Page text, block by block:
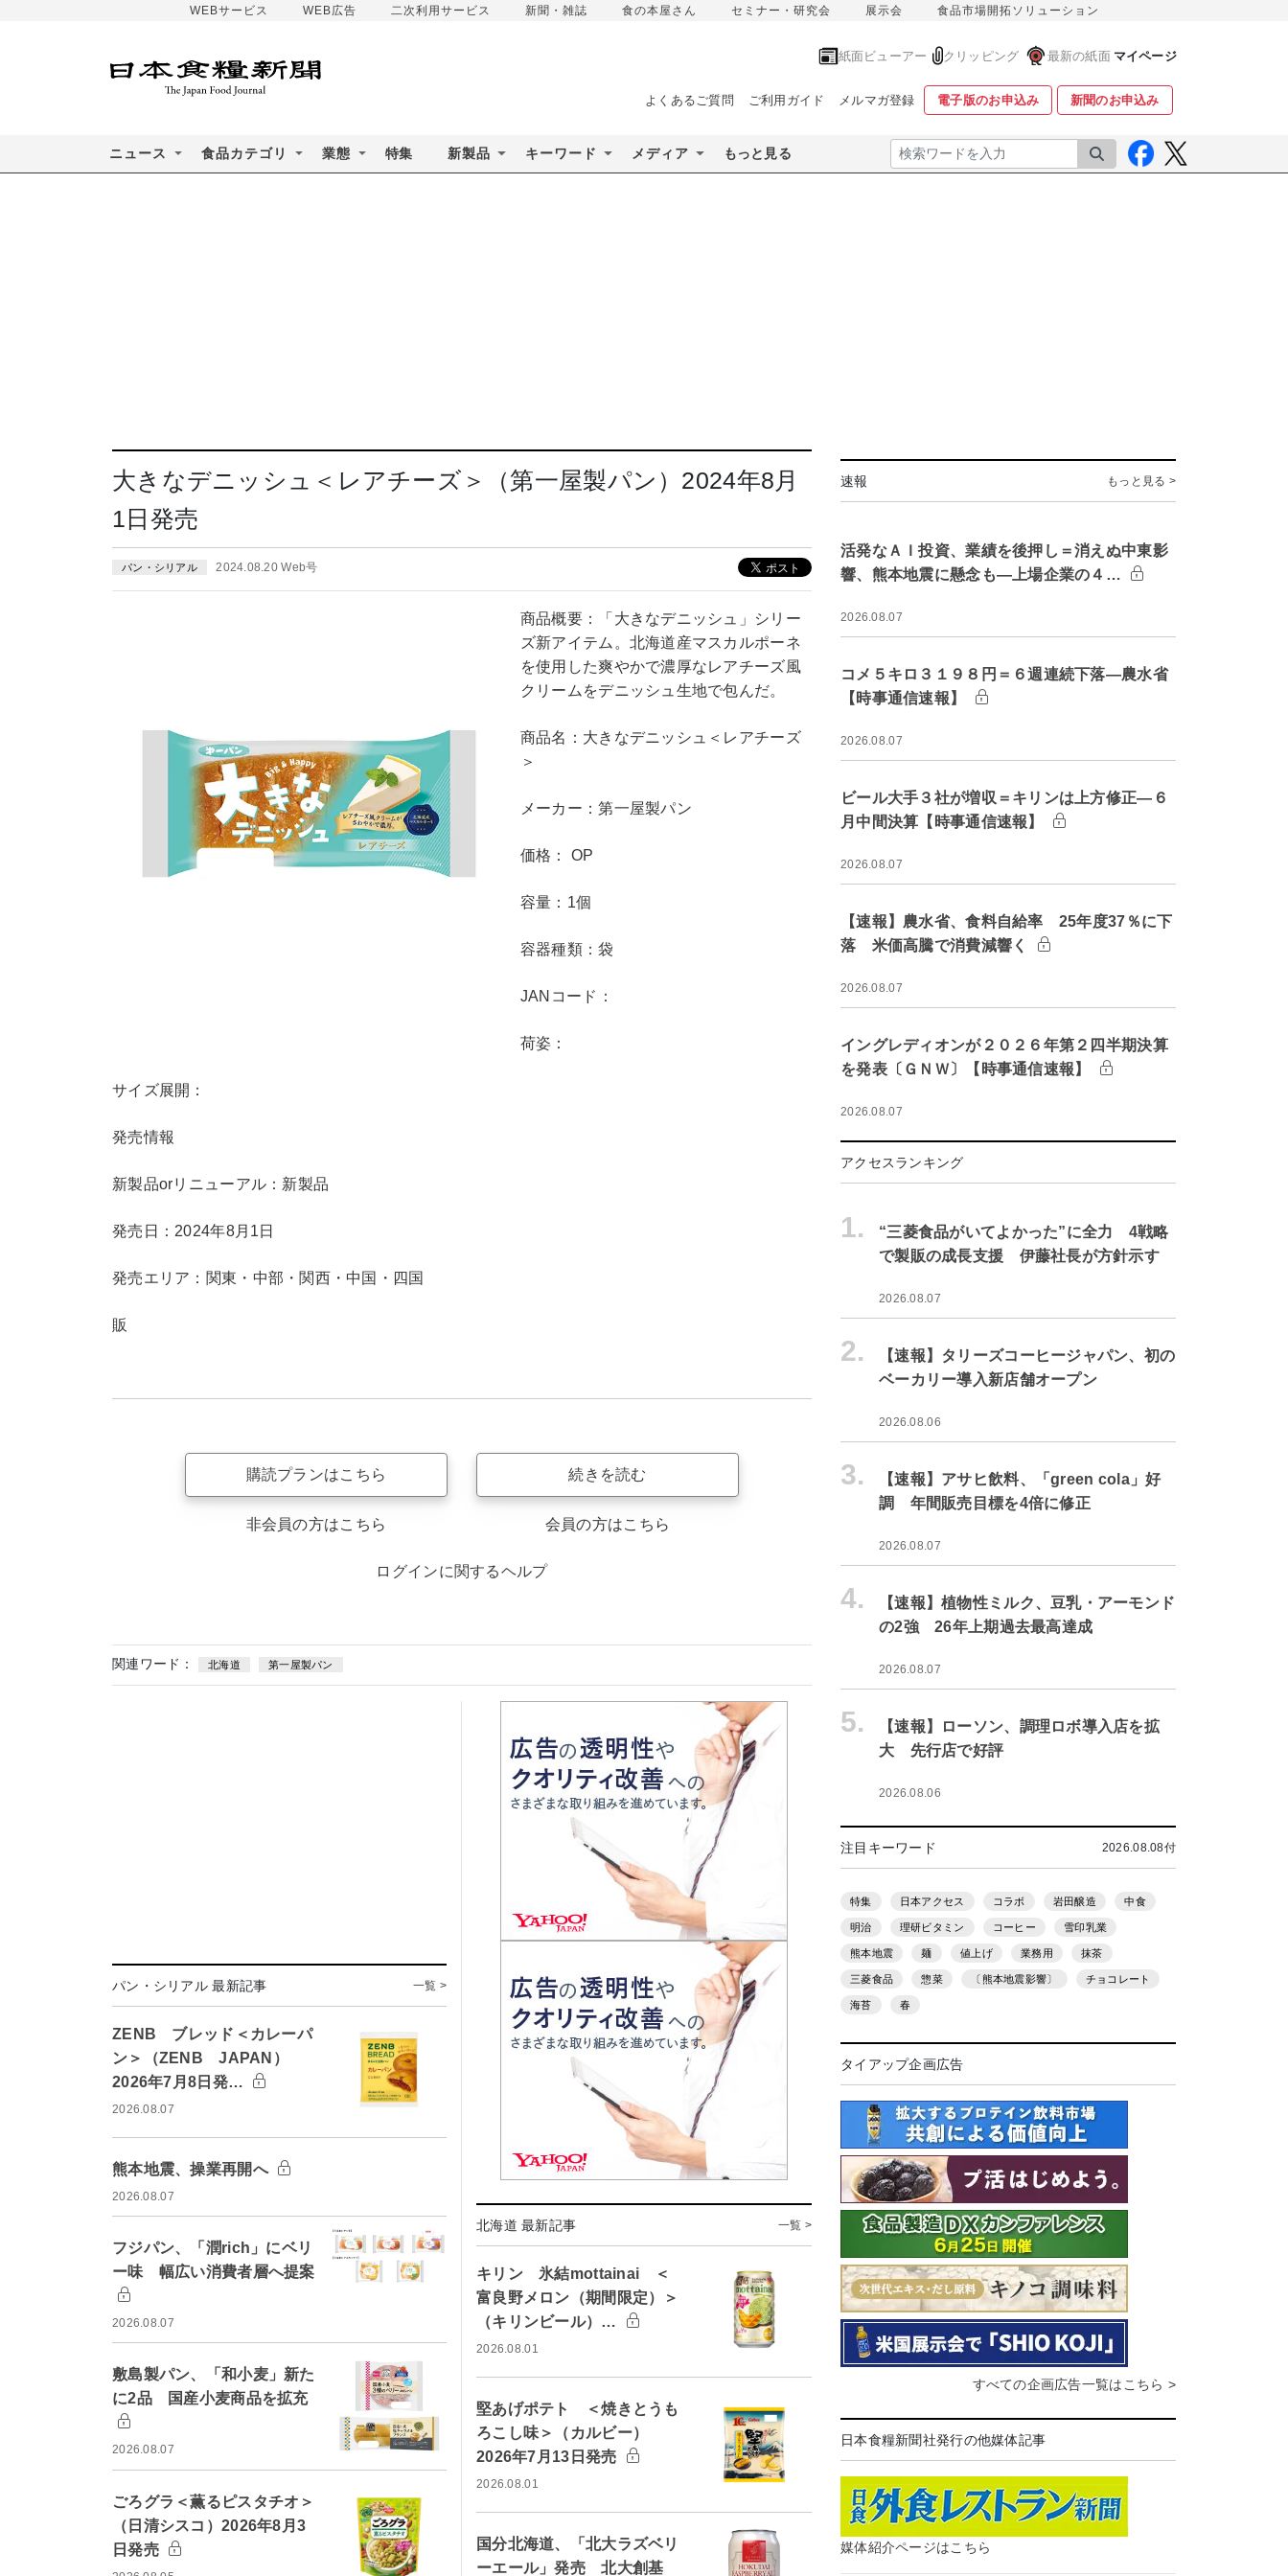
WEBサービス WEB広告 二次利用サービス 新聞・雑誌 食の本屋さん セミナー・研究会 展示会 食品市場開拓ソリューション
紙面ビューアー クリッピング 最新の紙面 マイページ
よくあるご質問 ご利用ガイド メルマガ登録 電子版のお申込み 新聞のお申込み
ニュース 食品カテゴリ 業態 特集 新製品 キーワード メディア もっと見る 検索
大きなデニッシュ＜レアチーズ＞（第一屋製パン）2024年8月
1日発売
パン・シリアル 2024.08.20 Web号
商品概要：「大きなデニッシュ」シリー
ズ新アイテム。北海道産マスカルポーネ
を使用した爽やかで濃厚なレアチーズ風
クリームをデニッシュ生地で包んだ。
商品名：大きなデニッシュ＜レアチーズ
＞
メーカー：第一屋製パン
価格： OP
容量：1個
容器種類：袋
JANコード：
荷姿：
サイズ展開：
発売情報
新製品orリニューアル：新製品
発売日：2024年8月1日
発売エリア：関東・中部・関西・中国・四国
販
購読プランはこちら
非会員の方はこちら
続きを読む
会員の方はこちら
ログインに関するヘルプ
関連ワード： 北海道 第一屋製パン
パン・シリアル 最新記事 一覧 >
ZENB ブレッド＜カレーパ
ン＞（ZENB JAPAN）
2026年7月8日発…
2026.08.07
熊本地震、操業再開へ
2026.08.07
フジパン、「潤rich」にベリ
ー味 幅広い消費者層へ提案
2026.08.07
敷島製パン、「和小麦」新た
に2品 国産小麦商品を拡充
2026.08.07
ごろグラ＜薫るピスタチオ＞
（日清シスコ）2026年8月3
日発売
北海道 最新記事 一覧 >
キリン 氷結mottainai ＜
富良野メロン（期間限定）＞
（キリンビール）…
2026.08.01
堅あげポテト ＜焼きとうも
ろこし味＞（カルビー）
2026年7月13日発売
2026.08.01
国分北海道、「北大ラズベリ
ーエール」発売 北大創基
速報 もっと見る >
活発なＡＩ投資、業績を後押し＝消えぬ中東影
響、熊本地震に懸念も―上場企業の４…
2026.08.07
コメ５キロ３１９８円＝６週連続下落―農水省
【時事通信速報】
2026.08.07
ビール大手３社が増収＝キリンは上方修正―６
月中間決算【時事通信速報】
2026.08.07
【速報】農水省、食料自給率 25年度37％に下
落 米価高騰で消費減響く
2026.08.07
イングレディオンが２０２６年第２四半期決算
を発表〔ＧＮＷ〕【時事通信速報】
2026.08.07
アクセスランキング
1.
“三菱食品がいてよかった”に全力 4戦略
で製販の成長支援 伊藤社長が方針示す
2026.08.07
2.
【速報】タリーズコーヒージャパン、初の
ベーカリー導入新店舗オープン
2026.08.06
3.
【速報】アサヒ飲料、「green cola」好
調 年間販売目標を4倍に修正
2026.08.07
4.
【速報】植物性ミルク、豆乳・アーモンド
の2強 26年上期過去最高達成
2026.08.07
5.
【速報】ローソン、調理ロボ導入店を拡
大 先行店で好評
2026.08.06
注目キーワード 2026.08.08付
特集 日本アクセス コラボ 岩田醸造 中食
明治 理研ビタミン コーヒー 雪印乳業
熊本地震 麺 値上げ 業務用 抹茶
三菱食品 惣菜 〔熊本地震影響〕 チョコレート
海苔 春
タイアップ企画広告
すべての企画広告一覧はこちら >
日本食糧新聞社発行の他媒体記事
媒体紹介ページはこちら